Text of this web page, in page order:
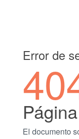
Error de
El documento